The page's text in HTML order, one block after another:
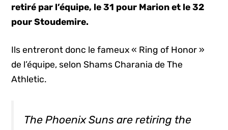
retiré par l’équipe, le 31 pour Marion et le 32
pour Stoudemire.
Ils entreront donc le fameux « Ring of Honor »
de l’équipe, selon Shams Charania de The
Athletic.
The Phoenix Suns are retiring the